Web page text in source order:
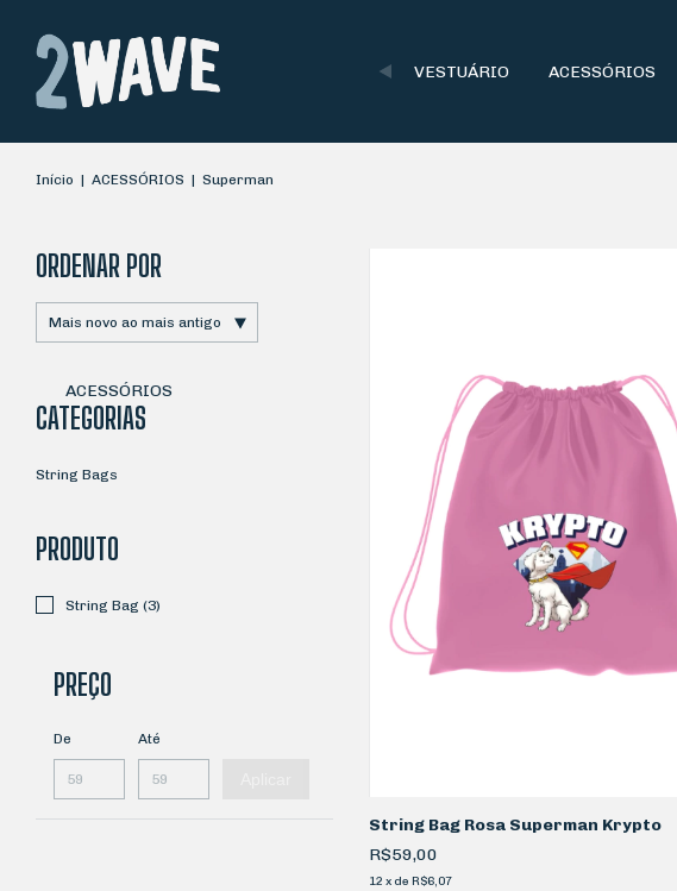
VESTUÁRIO ACESSÓRIOS
Início | ACESSÓRIOS | Superman
ORDENAR POR
ACESSÓRIOS
CATEGORIAS
String Bags
PRODUTO
String Bag (3)
PREÇO
De Até
String Bag Rosa Superman Krypto
R$59,00
12 x de R$6,07